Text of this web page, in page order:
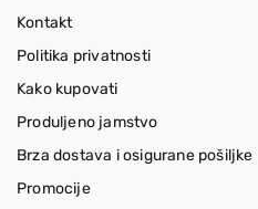
Kontakt
Politika privatnosti
Kako kupovati
Produljeno jamstvo
Brza dostava i osigurane pošiljke
Promocije